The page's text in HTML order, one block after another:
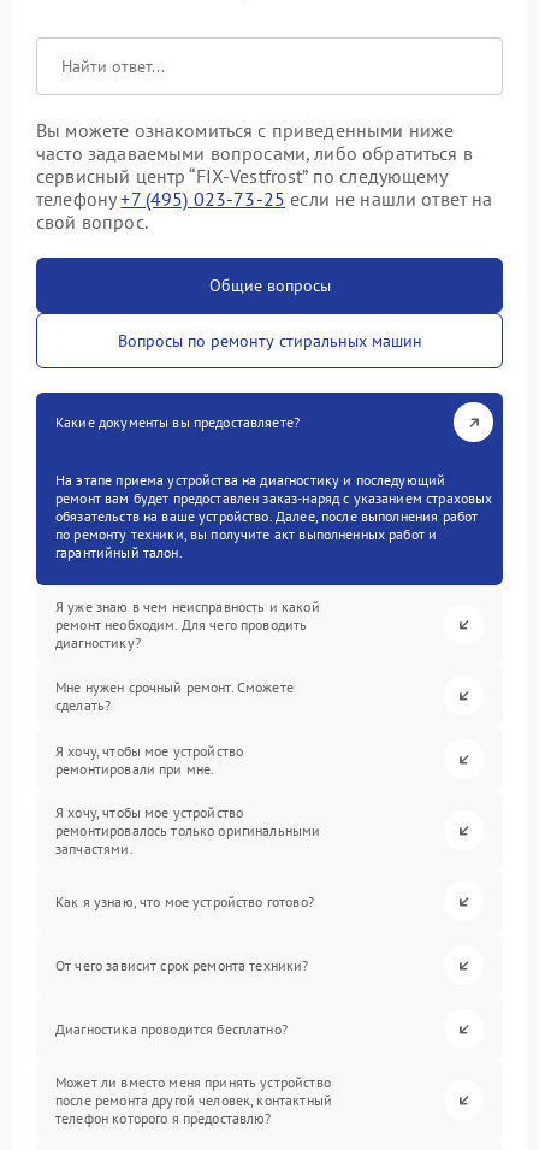
Вы можете ознакомиться с приведенными ниже
часто задаваемыми вопросами, либо обратиться в
сервисный центр “FIX-Vestfrost” по следующему
телефону+7 (495) 023-73-25 если не нашли ответ на
свой вопрос.
Общие вопросы
Вопросы по ремонту стиральных машин
Какие документы вы предоставляете?
На этапе приема устройства на диагностику и последующий
ремонт вам будет предоставлен заказ-наряд с указанием страховых
обязательств на ваше устройство. Далее, после выполнения работ
по ремонту техники, вы получите акт выполненных работ и
гарантийный талон.
Я уже знаю в чем неисправность и какой
ремонт необходим. Для чего проводить
диагностику?
Мне нужен срочный ремонт. Сможете
сделать?
Я хочу, чтобы мое устройство
ремонтировали при мне.
Я хочу, чтобы мое устройство
ремонтировалось только оригинальными
запчастями.
Как я узнаю, что мое устройство готово?
От чего зависит срок ремонта техники?
Диагностика проводится бесплатно?
Может ли вместо меня принять устройство
после ремонта другой человек, контактный
телефон которого я предоставлю?